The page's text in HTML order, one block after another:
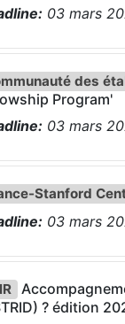
03 mars
des
Program'
03 mars
Stanford
03 mars
? édition